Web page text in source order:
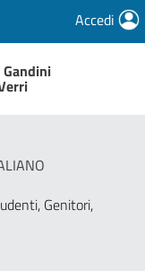
Accedi
Gandini
Genitori,